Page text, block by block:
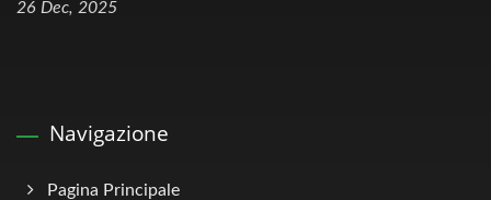
26 Dec, 2025
Navigazione
Pagina Principale